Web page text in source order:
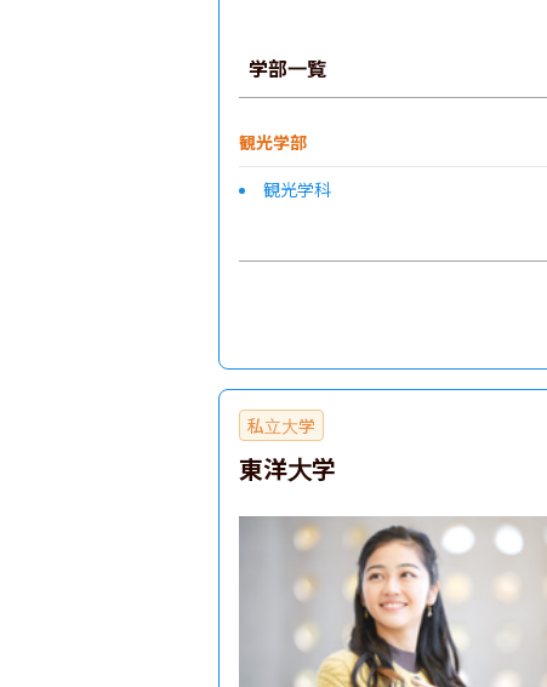
学部一覧
観光学部
観光学科
私立大学
東洋大学